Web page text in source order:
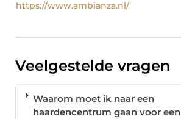
https://www.ambianza.nl/
Veelgestelde vragen
Waarom moet ik naar een
haardencentrum gaan voor een